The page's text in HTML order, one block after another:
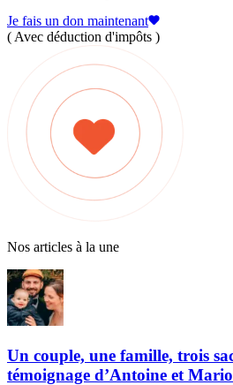
Je fais un don maintenant
( Avec déduction d'impôts )
Nos articles à la une
Un couple, une famille, trois
témoignage d’Antoine et